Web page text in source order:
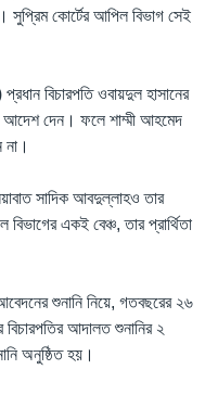
সুপ্রিম কোর্টের আপিল বিভাগ সেই
প্রধান বিচারপতি ওবায়দুল হাসানের
আদেশ দেন। ফলে শাম্মী আহমেদ
না।
সাদিক আবদুল্লাহও তার
একই বেঞ্চ, তার প্রার্থিতা
শুনানি নিয়ে, গতবছরের ২৬
বিচারপতির আদালত শুনানির ২
অনুষ্ঠিত হয়।